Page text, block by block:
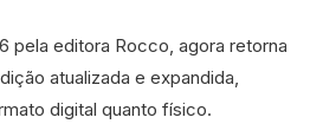
pela editora Rocco, agora retorna
atualizada e expandida,
digital quanto físico.